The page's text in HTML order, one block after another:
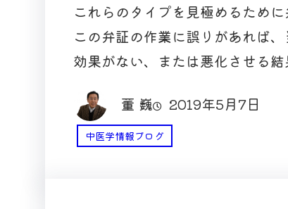
これらのタイプを見極めるために
この弁証の作業に誤りがあれば
効果がない、または悪化させる結
董 巍 2019年5月7日
中医学情報ブログ